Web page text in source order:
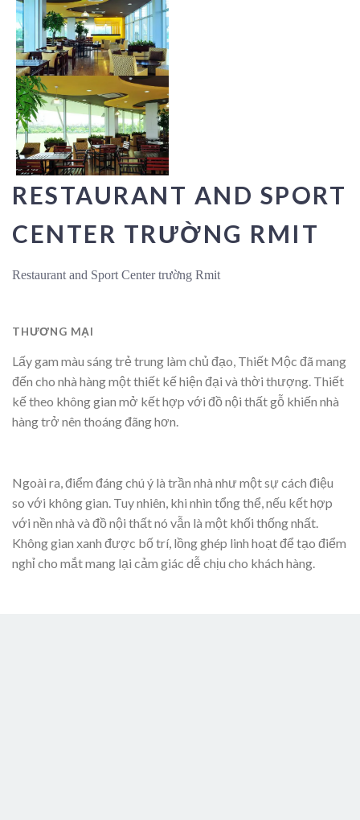
RESTAURANT AND SPORT
CENTER TRƯỜNG RMIT
Restaurant and Sport Center trường Rmit
THƯƠNG MẠI
Lấy gam màu sáng trẻ trung làm chủ đạo, Thiết Mộc đã mang
đến cho nhà hàng một thiết kế hiện đại và thời thượng. Thiết
kế theo không gian mở kết hợp với đồ nội thất gỗ khiến nhà
hàng trở nên thoáng đãng hơn.
Ngoài ra, điểm đáng chú ý là trần nhà như một sự cách điệu
so với không gian. Tuy nhiên, khi nhìn tổng thể, nếu kết hợp
với nền nhà và đồ nội thất nó vẫn là một khối thống nhất.
Không gian xanh được bố trí, lồng ghép linh hoạt để tạo điểm
nghỉ cho mắt mang lại cảm giác dễ chịu cho khách hàng.